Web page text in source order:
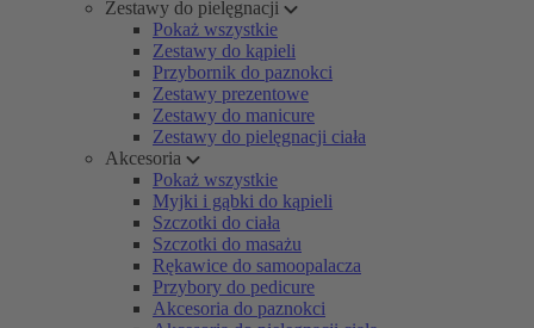
Zestawy do pielęgnacji
Pokaż wszystkie
Zestawy do kąpieli
Przybornik do paznokci
Zestawy prezentowe
Zestawy do manicure
Zestawy do pielęgnacji ciała
Akcesoria
Pokaż wszystkie
Myjki i gąbki do kąpieli
Szczotki do ciała
Szczotki do masażu
Rękawice do samoopalacza
Przybory do pedicure
Akcesoria do paznokci